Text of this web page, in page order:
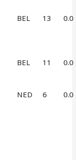
BEL 13 0.0
BEL 11 0.0
NED 6 0.0